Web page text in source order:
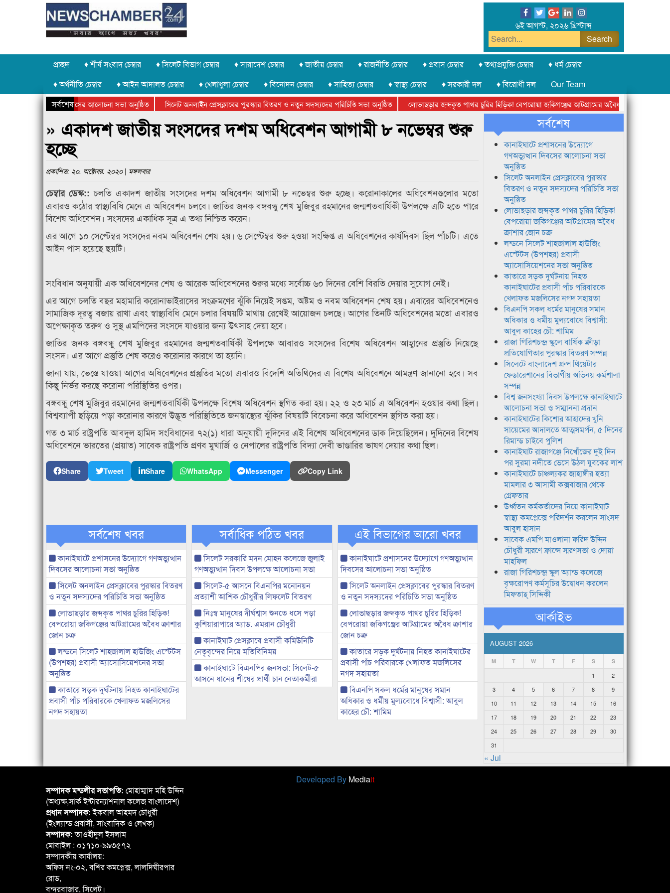
৬ই আগস্ট, ২০২৬ খ্রিস্টাব্দ
প্রচ্ছদ ♦ শীর্ষ সংবাদ চেম্বার ♦ সিলেট বিভাগ চেম্বার ♦ সারাদেশ চেম্বার ♦ জাতীয় চেম্বার ♦ রাজনীতি চেম্বার ♦ প্রবাস চেম্বার ♦ তথ্যপ্রযুক্তি চেম্বার
♦ ধর্ম চেম্বার
♦ অর্থনীতি চেম্বার
♦ আইন আদালত চেম্বার ♦ খেলাধুলা চেম্বার ♦ বিনোদন চেম্বার ♦ সাহিত্য চেম্বার ♦ স্বাস্থ্য চেম্বার ♦ সরকারী দল ♦ বিরোধী দল
Our Team
সর্বশেষ
গণঅভ্যুত্থান দিবসের আলোচনা সভা অনুষ্ঠিত সিলেট অনলাইন প্রেসক্লাবের পুরস্কার বিতরণ ও নতুন সদস্যদের পরিচিতি সভা অনুষ্ঠিত
লোভাছড়ার জব্দকৃত পাথর চুরির হিড়িক! বেপরোয়া জকিগঞ্জের আটগ্রামের অবৈধ ক্রাশার জোন চক্র
কানাইঘাটে আলোচনা সভা ও সম্মাননা প্রদান
কানাইঘাটের কিশোর আহাদের খুনি সায়েমের আদালতে আত্মসমর্পন, ৫ দিনের রিমান্ড চাইবে পুলিশ
» একাদশ জাতীয় সংসদের দশম অধিবেশন আগামী ৮ নভেম্বর শুরু
হচ্ছে
প্রকাশিত: ২০. অক্টোবর. ২০২০ | মঙ্গলবার
চেম্বার ডেস্ক::চলতি একাদশ জাতীয় সংসদের দশম অধিবেশন আগামী ৮ নভেম্বর শুরু হচ্ছে। করোনাকালের অধিবেশনগুলোর মতো
এবারও কঠোর স্বাস্থ্যবিধি মেনে এ অধিবেশন চলবে। জাতির জনক বঙ্গবন্ধু শেখ মুজিবুর রহমানের জন্মশতবার্ষিকী উপলক্ষে এটি হতে পারে
বিশেষ অধিবেশন। সংসদের একাধিক সূত্র এ তথ্য নিশ্চিত করেন।
এর আগে ১০ সেপ্টেম্বর সংসদের নবম অধিবেশন শেষ হয়। ৬ সেপ্টেম্বর শুরু হওয়া সংক্ষিপ্ত এ অধিবেশনের কার্যদিবস ছিল পাঁচটি। এতে
আইন পাস হয়েছে ছয়টি।
সংবিধান অনুযায়ী এক অধিবেশনের শেষ ও আরেক অধিবেশনের শুরুর মধ্যে সর্বোচ্চ ৬০ দিনের বেশি বিরতি দেয়ার সুযোগ নেই।
এর আগে চলতি বছর মহামারি করোনাভাইরাসের সংক্রমণের ঝুঁকি নিয়েই সপ্তম, অষ্টম ও নবম অধিবেশন শেষ হয়। এবারের অধিবেশনেও
সামাজিক দূরত্ব বজায় রাখা এবং স্বাস্থ্যবিধি মেনে চলার বিষয়টি মাথায় রেখেই আয়োজন চলছে। আগের তিনটি অধিবেশনের মতো এবারও
অপেক্ষাকৃত তরুণ ও সুস্থ এমপিদের সংসদে যাওয়ার জন্য উৎসাহ দেয়া হবে।
জাতির জনক বঙ্গবন্ধু শেখ মুজিবুর রহমানের জন্মশতবার্ষিকী উপলক্ষে আবারও সংসদের বিশেষ অধিবেশন আহ্বানের প্রস্তুতি নিয়েছে
সংসদ। এর আগে প্রস্তুতি শেষ করেও করোনার কারণে তা হয়নি।
জানা যায়, ভেস্তে যাওয়া আগের অধিবেশনের প্রস্তুতির মতো এবারও বিদেশি অতিথিদের এ বিশেষ অধিবেশনে আমন্ত্রণ জানানো হবে। সব
কিছু নির্ভর করছে করোনা পরিস্থিতির ওপর।
বঙ্গবন্ধু শেখ মুজিবুর রহমানের জন্মশতবার্ষিকী উপলক্ষে বিশেষ অধিবেশন স্থগিত করা হয়। ২২ ও ২৩ মার্চ এ অধিবেশন হওয়ার কথা ছিল।
বিশ্বব্যাপী ছড়িয়ে পড়া করোনার কারণে উদ্ভূত পরিস্থিতিতে জনস্বাস্থ্যের ঝুঁকির বিষয়টি বিবেচনা করে অধিবেশন স্থগিত করা হয়।
গত ৩ মার্চ রাষ্ট্রপতি আবদুল হামিদ সংবিধানের ৭২(১) ধারা অনুযায়ী দুদিনের এই বিশেষ অধিবেশনের ডাক দিয়েছিলেন। দুদিনের বিশেষ
অধিবেশনে ভারতের (প্রয়াত) সাবেক রাষ্ট্রপতি প্রণব মুখার্জি ও নেপালের রাষ্ট্রপতি বিদ্যা দেবী ভাণ্ডারির ভাষণ দেয়ার কথা ছিল।
Share Tweet Share WhatsApp Messenger Copy Link
সর্বশেষ খবর
কানাইঘাটে প্রশাসনের উদ্যোগে গণঅভ্যুত্থান
দিবসের আলোচনা সভা অনুষ্ঠিত
সিলেট অনলাইন প্রেসক্লাবের পুরস্কার বিতরণ
ও নতুন সদস্যদের পরিচিতি সভা অনুষ্ঠিত
লোভাছড়ার জব্দকৃত পাথর চুরির হিড়িক!
বেপরোয়া জকিগঞ্জের আটগ্রামের অবৈধ ক্রাশার
জোন চক্র
লন্ডনে সিলেট শাহজালাল হাউজিং এস্টেটস
(উপশহর) প্রবাসী অ্যাসোসিয়েশনের সভা
অনুষ্ঠিত
কাতারে সড়ক দুর্ঘটনায় নিহত কানাইঘাটের
প্রবাসী পাঁচ পরিবারকে খেলাফত মজলিসের
নগদ সহায়তা
সর্বাধিক পঠিত খবর
সিলেট সরকারি মদন মোহন কলেজে জুলাই
গণঅভ্যুত্থান দিবস উপলক্ষে আলোচনা সভা
সিলেট-৫ আসনে বিএনপির মনোনয়ন
প্রত্যাশী আশিক চৌধুরীর লিফলেট বিতরণ
নিঃস্ব মানুষের দীর্ঘশ্বাস শুনতে ধসে পড়া
কুশিয়ারাপারে অ্যাড. এমরান চৌধুরী
কানাইঘাট প্রেসক্লাবে প্রবাসী কমিউনিটি
নেতৃবৃন্দের নিয়ে মতিবিনিময়
কানাইঘাটে বিএনপির জনসভা: সিলেট-৫
আসনে ধানের শীষের প্রার্থী চান নেতাকর্মীরা
এই বিভাগের আরো খবর
কানাইঘাটে প্রশাসনের উদ্যোগে গণঅভ্যুত্থান
দিবসের আলোচনা সভা অনুষ্ঠিত
সিলেট অনলাইন প্রেসক্লাবের পুরস্কার বিতরণ
ও নতুন সদস্যদের পরিচিতি সভা অনুষ্ঠিত
লোভাছড়ার জব্দকৃত পাথর চুরির হিড়িক!
বেপরোয়া জকিগঞ্জের আটগ্রামের অবৈধ ক্রাশার
জোন চক্র
কাতারে সড়ক দুর্ঘটনায় নিহত কানাইঘাটের
প্রবাসী পাঁচ পরিবারকে খেলাফত মজলিসের
নগদ সহায়তা
বিএনপি সকল ধর্মের মানুষের সমান
অধিকার ও ধর্মীয় মুল্যবোধে বিশ্বাসী: আবুল
কাহের চৌ: শামিম
সর্বশেষ
কানাইঘাটে প্রশাসনের উদ্যোগে
গণঅভ্যুত্থান দিবসের আলোচনা সভা
অনুষ্ঠিত
সিলেট অনলাইন প্রেসক্লাবের পুরস্কার
বিতরণ ও নতুন সদস্যদের পরিচিতি সভা
অনুষ্ঠিত
লোভাছড়ার জব্দকৃত পাথর চুরির হিড়িক!
বেপরোয়া জকিগঞ্জের আটগ্রামের অবৈধ
ক্রাশার জোন চক্র
লন্ডনে সিলেট শাহজালাল হাউজিং
এস্টেটস (উপশহর) প্রবাসী
অ্যাসোসিয়েশনের সভা অনুষ্ঠিত
কাতারে সড়ক দুর্ঘটনায় নিহত
কানাইঘাটের প্রবাসী পাঁচ পরিবারকে
খেলাফত মজলিসের নগদ সহায়তা
বিএনপি সকল ধর্মের মানুষের সমান
অধিকার ও ধর্মীয় মুল্যবোধে বিশ্বাসী:
আবুল কাহের চৌ: শামিম
রাজা গিরিশচন্দ্র স্কুলে বার্ষিক ক্রীড়া
প্রতিযোগিতার পুরস্কার বিতরণ সম্পন্ন
সিলেটে বাংলাদেশ গ্রুপ থিয়েটার
ফেডারেশানের বিভাগীয় অভিনয় কর্মশালা
সম্পন্ন
বিশ্ব জনসংখ্যা দিবস উপলক্ষে কানাইঘাটে
আলোচনা সভা ও সম্মাননা প্রদান
কানাইঘাটের কিশোর আহাদের খুনি
সায়েমের আদালতে আত্মসমর্পন, ৫ দিনের
রিমান্ড চাইবে পুলিশ
কানাইঘাট রাজাগঞ্জে নিখোঁজের দুই দিন
পর সুরমা নদীতে ভেসে উঠল যুবকের লাশ
কানাইঘাটে চাঞ্চল্যকর জাহাঙ্গীর হত্যা
মামলার ৩ আসামী কক্সবাজার থেকে
গ্রেফতার
উর্ধ্বতন কর্মকর্তাদের নিয়ে কানাইঘাট
স্বাস্থ্য কমপ্লেক্সে পরিদর্শন করলেন সাংসদ
আবুল হাসান
সাবেক এমপি মাওলানা ফরিদ উদ্দিন
চৌধুরী স্মরণে ফ্রান্সে স্মরণসভা ও দোয়া
মাহফিল
রাজা গিরিশচন্দ্র স্কুল অ্যান্ড কলেজে
বৃক্ষরোপণ কর্মসূচির উদ্বোধন করলেন
মিফতাহ্ সিদ্দিকী
আর্কাইভ
AUGUST 2026
M T W T F S S
1
2
3
4 5 6 7 8
9
10
11 12 13 14 15
16
17
18 19 20 21 22
23
24
25 26 27 28 29
30
31
« Jul
Developed By Mediait
সম্পাদক মন্ডলীর সভাপতি: মোহাম্মাদ মহি উদ্দিন
(অধ্যক্ষ,সার্ক ইন্টারন্যাশনাল কলেজ বাংলাদেশ)
প্রধান সম্পাদক:ইকবাল আহমদ চৌধুরী
(ইংল্যান্ড প্রবাসী, সাংবাদিক ও লেখক)
সম্পাদক:তাওহীদুল ইসলাম
মোবাইল : ০১৭১০-৯৯৩৫৭২
সম্পাদকীয় কার্যালয়:
অফিস নং-০২, বশির কমপ্লেক্স, লালদিঘীরপার
রোড,
বন্দরবাজার, সিলেট।